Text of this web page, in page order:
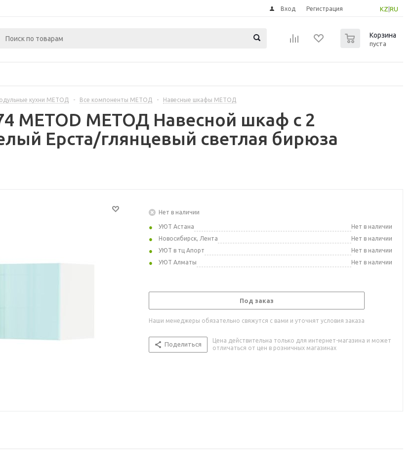
KZ RU
Вход Регистрация
Корзина
пуста
кухни МЕТОД - Все компоненты МЕТОД - Навесные шкафы МЕТОД
METOD МЕТОД Навесной шкаф с 2
Ерста/глянцевый светлая бирюза
Нет в наличии
УЮТ Астана
Нет в наличии
Новосибирск, Лента
Нет в наличии
УЮТ в тц Апорт
Нет в наличии
УЮТ Алматы
Нет в наличии
Под заказ
Наши менеджеры обязательно свяжутся с вами и уточнят условия заказа
Поделиться
Цена действительна только для интернет-магазина и может
отличаться от цен в розничных магазинах